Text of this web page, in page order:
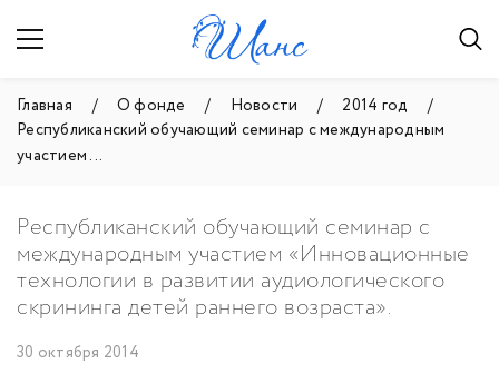
Главная О фонде Новости
2014 год
Республиканский обучающий семинар с международным
участием ...
Республиканский обучающий семинар с
международным участием «Инновационные
технологии в развитии аудиологического
скрининга детей раннего возраста».
30 октября 2014